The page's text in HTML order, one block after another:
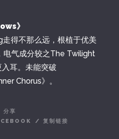
》
得不那么远，根植于优美
电气成分较之The Twilight
耳。未能突破
Chorus》。
分享
/ 复制链接